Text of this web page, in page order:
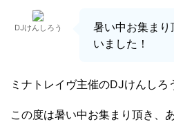
DJけんしろう
暑い中お集ま
いました！
ミナトレイヴ主催のDJけんしろ
この度は暑い中お集まり頂き、